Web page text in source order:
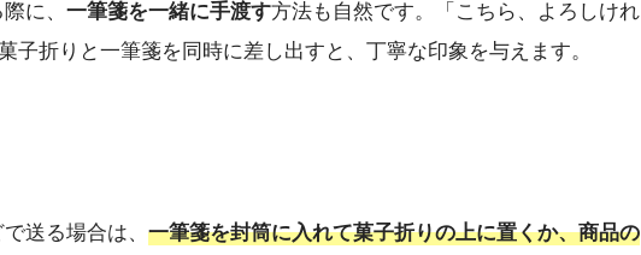
に、 一筆箋を一緒に手渡す方法も自然です。「こちら、よろしけれ
折りと一筆箋を同時に差し出すと、丁寧な印象を与えます。
送る場合は、 一筆箋を封筒に入れて菓子折りの上に置くか、商品の